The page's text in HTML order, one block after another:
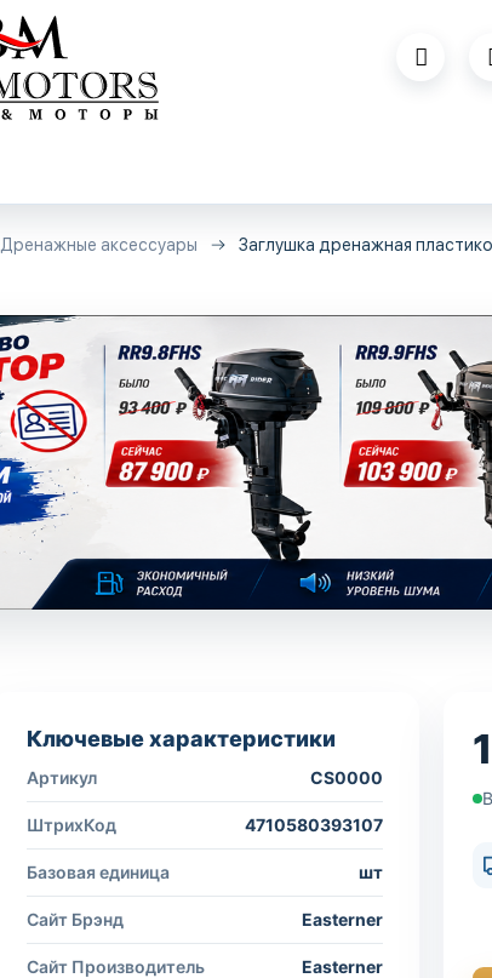
Дренажные аксессуары Заглушка дренажная
Ключевые характеристики
Артикул CS0000
ШтрихКод 4710580393107
Базовая единица шт
Сайт Брэнд Easterner
Сайт Производитель Easterner